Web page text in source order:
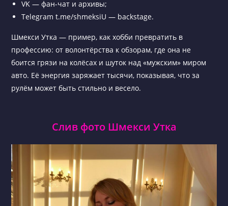
VK — фан-чат и архивы;
Telegram t.me/shmeksiU — backstage.
Шмекси Утка — пример, как хобби превратить в
профессию: от волонтёрства к обзорам, где она не
боится грязи на колёсах и шуток над «мужским» миром
авто. Её энергия заряжает тысячи, показывая, что за
рулём может быть стильно и весело.
Слив фото Шмекси Утка